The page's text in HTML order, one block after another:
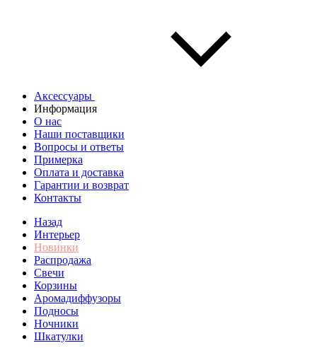
Аксессуары
Информация
О нас
Наши поставщики
Вопросы и ответы
Примерка
Оплата и доставка
Гарантии и возврат
Контакты
Назад
Интерьер
Новинки
Распродажа
Свечи
Корзины
Аромадиффузоры
Подносы
Ночники
Шкатулки